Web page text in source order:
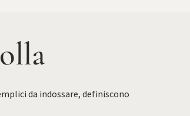
da indossare, definiscono